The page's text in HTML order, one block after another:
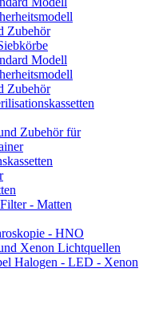
Zubehör
Modell
Zubehör
Zubehör für
- Matten
- HNO
Xenon Lichtquellen
Halogen - LED - Xenon